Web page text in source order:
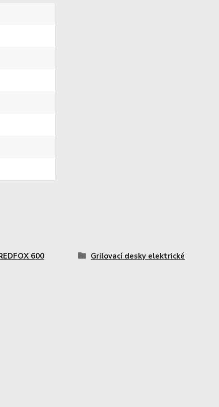
600
Grilovací desky elektrické